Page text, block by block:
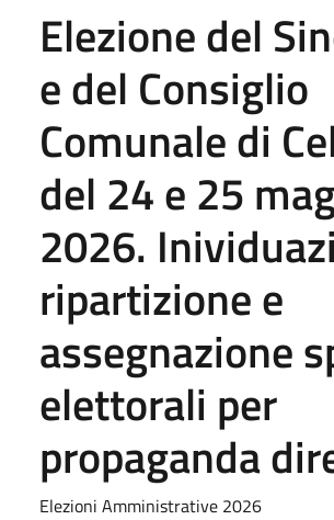
Elezione del
e del Consiglio
Comunale di
del 24 e 25
2026.
ripartizione e
assegnazione
elettorali per
propaganda
Elezioni Amministrative 2026